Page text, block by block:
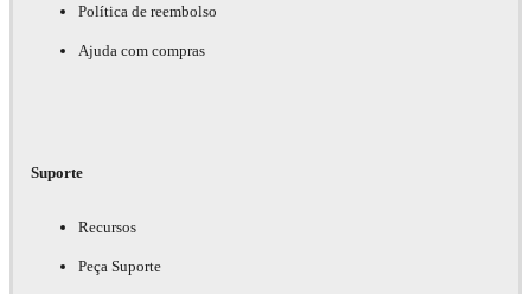
Política de reembolso
Ajuda com compras
Suporte
Recursos
Peça Suporte